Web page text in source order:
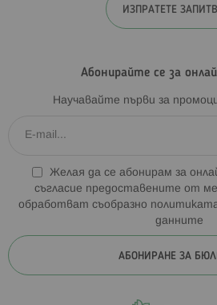
ИЗПРАТЕТЕ
Абонирайте се за
Научавайте първи за
Желая да се абонирам за
съгласие предоставените от
обработват съобразно
данните
АБОНИРАНЕ ЗА